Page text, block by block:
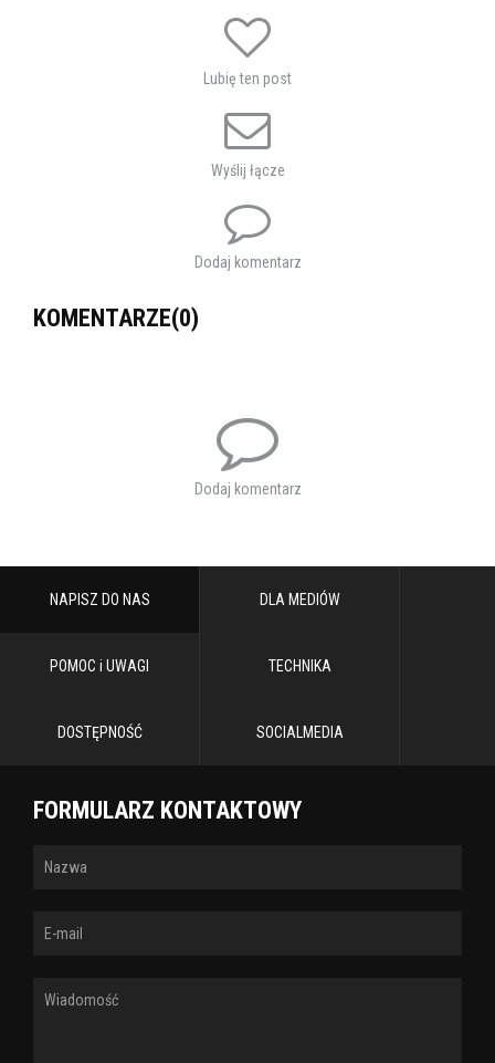
Lubię ten post
Wyślij łącze
Dodaj komentarz
KOMENTARZE(0)
Dodaj komentarz
NAPISZ DO NAS DLA MEDIÓW
POMOC i UWAGI TECHNIKA
DOSTĘPNOŚĆ SOCIALMEDIA
FORMULARZ KONTAKTOWY